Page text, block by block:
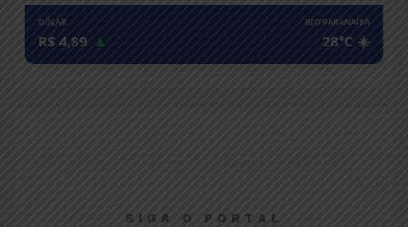
DÓLAR
R$ 4,89 ▲
RIO PARANAíBA
28°C ☀️
SIGA O PORTAL